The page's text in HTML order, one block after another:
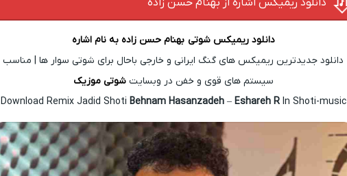
دانلود ریمیکس اشاره از بهنام حسن زاده
دانلود ریمیکس شوتی بهنام حسن زاده به ناماشاره
دانلود جدیدترین ریمیکس های گنگ ایرانی و خارجی باحال برای شوتی سوار ها | مناسب
سیستم های قوی و خفن در وبسایتشوتی موزیک
Download Remix Jadid Shoti Behnam Hasanzadeh– Eshareh RIn Shoti-music